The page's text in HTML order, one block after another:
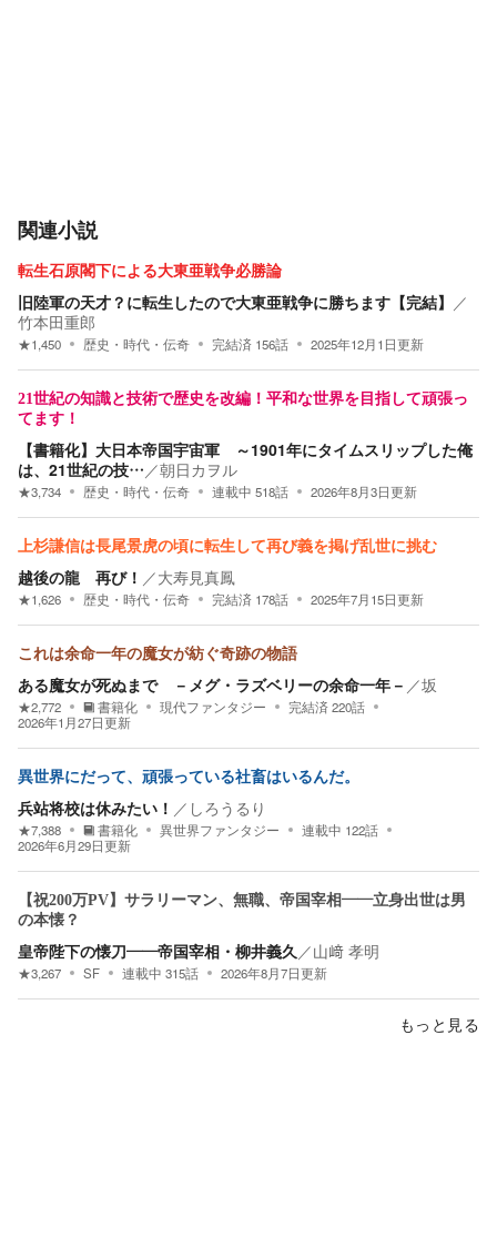
関連小説
転生石原閣下による大東亜戦争必勝論
旧陸軍の天才？に転生したので大東亜戦争に勝ちます【完結】 ／
竹本田重郎
★1,450 歴史・時代・伝奇 完結済 156話 2025年12月1日更新
21世紀の知識と技術で歴史を改編！平和な世界を目指して頑張っ
てます！
【書籍化】大日本帝国宇宙軍 ～1901年にタイムスリップした俺
は、21世紀の技… ／朝日カヲル
★3,734 歴史・時代・伝奇 連載中 518話 2026年8月3日更新
上杉謙信は長尾景虎の頃に転生して再び義を掲げ乱世に挑む
越後の龍 再び！ ／大寿見真鳳
★1,626 歴史・時代・伝奇 完結済 178話 2025年7月15日更新
これは余命一年の魔女が紡ぐ奇跡の物語
ある魔女が死ぬまで －メグ・ラズベリーの余命一年－ ／坂
★2,772 書籍化 現代ファンタジー 完結済 220話
2026年1月27日更新
異世界にだって、頑張っている社畜はいるんだ。
兵站将校は休みたい！ ／ しろうるり
★7,388 書籍化 異世界ファンタジー 連載中 122話
2026年6月29日更新
【祝200万PV】サラリーマン、無職、帝国宰相――立身出世は男
の本懐？
皇帝陛下の懐刀――帝国宰相・柳井義久 ／山﨑 孝明
★3,267 SF 連載中 315話 2026年8月7日更新
もっと見る